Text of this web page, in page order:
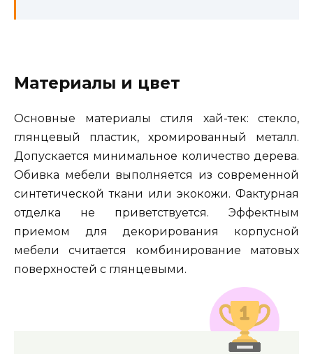
Материалы и цвет
Основные материалы стиля хай-тек: стекло,
глянцевый пластик, хромированный металл.
Допускается минимальное количество дерева.
Обивка мебели выполняется из современной
синтетической ткани или экокожи. Фактурная
отделка не приветствуется. Эффектным
приемом для декорирования корпусной
мебели считается комбинирование матовых
поверхностей с глянцевыми.